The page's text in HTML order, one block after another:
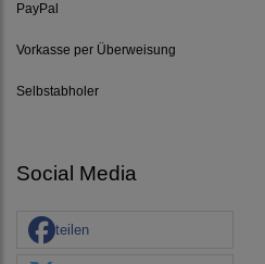
PayPal
Vorkasse per Überweisung
Selbstabholer
Social Media
teilen